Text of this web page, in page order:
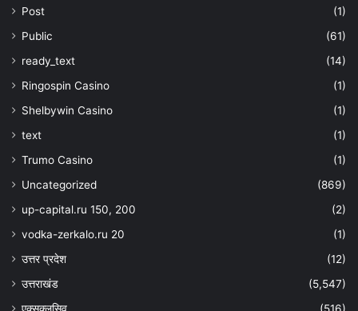
Post
(1)
Public
(61)
ready_text
(14)
Ringospin Casino
(1)
Shelbywin Casino
(1)
text
(1)
Trumo Casino
(1)
Uncategorized
(869)
up-capital.ru 150, 200
(2)
vodka-zerkalo.ru 20
(1)
उत्तर प्रदेश
(12)
उत्तराखंड
(5,547)